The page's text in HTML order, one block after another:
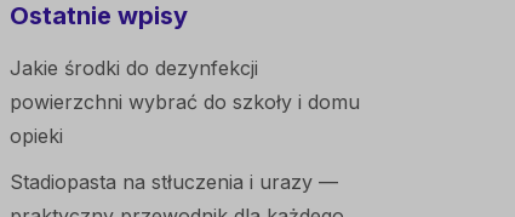
Ostatnie wpisy
Jakie środki do dezynfekcji
powierzchni wybrać do szkoły i domu
opieki
Stadiopasta na stłuczenia i urazy —